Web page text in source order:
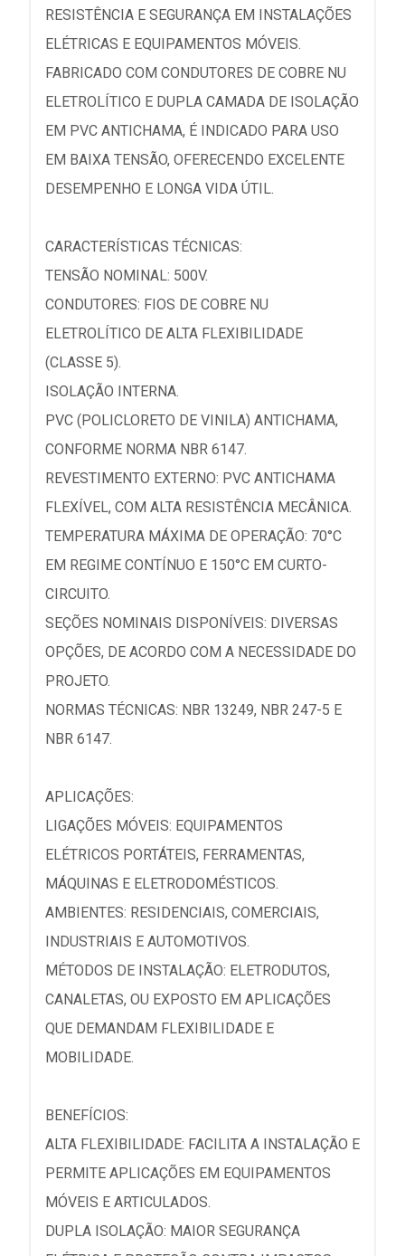
RESISTÊNCIA E SEGURANÇA EM INSTALAÇÕES
ELÉTRICAS E EQUIPAMENTOS MÓVEIS.
FABRICADO COM CONDUTORES DE COBRE NU
ELETROLÍTICO E DUPLA CAMADA DE ISOLAÇÃO
EM PVC ANTICHAMA, É INDICADO PARA USO
EM BAIXA TENSÃO, OFERECENDO EXCELENTE
DESEMPENHO E LONGA VIDA ÚTIL.
CARACTERÍSTICAS TÉCNICAS:
TENSÃO NOMINAL: 500V.
CONDUTORES: FIOS DE COBRE NU
ELETROLÍTICO DE ALTA FLEXIBILIDADE
(CLASSE 5).
ISOLAÇÃO INTERNA.
PVC (POLICLORETO DE VINILA) ANTICHAMA,
CONFORME NORMA NBR 6147.
REVESTIMENTO EXTERNO: PVC ANTICHAMA
FLEXÍVEL, COM ALTA RESISTÊNCIA MECÂNICA.
TEMPERATURA MÁXIMA DE OPERAÇÃO: 70°C
EM REGIME CONTÍNUO E 150°C EM CURTO-
CIRCUITO.
SEÇÕES NOMINAIS DISPONÍVEIS: DIVERSAS
OPÇÕES, DE ACORDO COM A NECESSIDADE DO
PROJETO.
NORMAS TÉCNICAS: NBR 13249, NBR 247-5 E
NBR 6147.
APLICAÇÕES:
LIGAÇÕES MÓVEIS: EQUIPAMENTOS
ELÉTRICOS PORTÁTEIS, FERRAMENTAS,
MÁQUINAS E ELETRODOMÉSTICOS.
AMBIENTES: RESIDENCIAIS, COMERCIAIS,
INDUSTRIAIS E AUTOMOTIVOS.
MÉTODOS DE INSTALAÇÃO: ELETRODUTOS,
CANALETAS, OU EXPOSTO EM APLICAÇÕES
QUE DEMANDAM FLEXIBILIDADE E
MOBILIDADE.
BENEFÍCIOS:
ALTA FLEXIBILIDADE: FACILITA A INSTALAÇÃO E
PERMITE APLICAÇÕES EM EQUIPAMENTOS
MÓVEIS E ARTICULADOS.
DUPLA ISOLAÇÃO: MAIOR SEGURANÇA